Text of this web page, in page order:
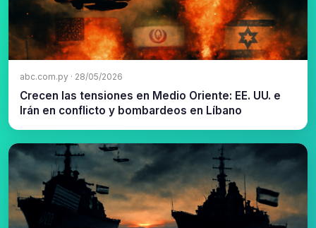
abc.com.py · 28/05/2026
Crecen las tensiones en Medio Oriente: EE. UU. e
Irán en conflicto y bombardeos en Líbano